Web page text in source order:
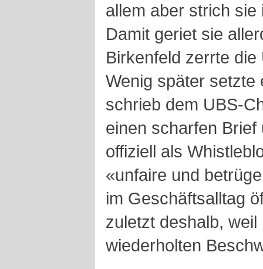
allem aber strich
Damit geriet sie
Birkenfeld zerrte
Wenig später setzte
schrieb dem UBS-
einen scharfen
offiziell als
«unfaire und
im Geschäftsalltag
zuletzt deshalb,
wiederholten